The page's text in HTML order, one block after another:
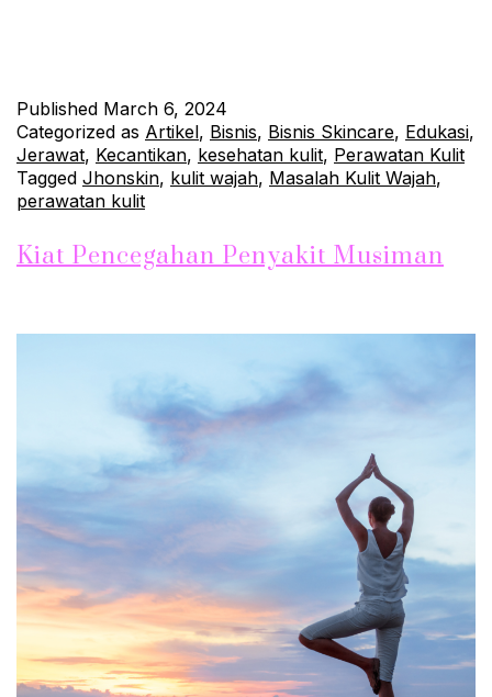
Published March 6, 2024
Categorized as Artikel, Bisnis, Bisnis Skincare, Edukasi,
Jerawat, Kecantikan, kesehatan kulit, Perawatan Kulit
Tagged Jhonskin, kulit wajah, Masalah Kulit Wajah,
perawatan kulit
Kiat Pencegahan Penyakit Musiman